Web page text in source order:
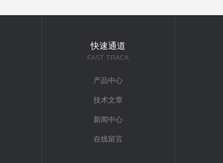
快速通道
FAST TRACK
产品中心
技术文章
新闻中心
在线留言